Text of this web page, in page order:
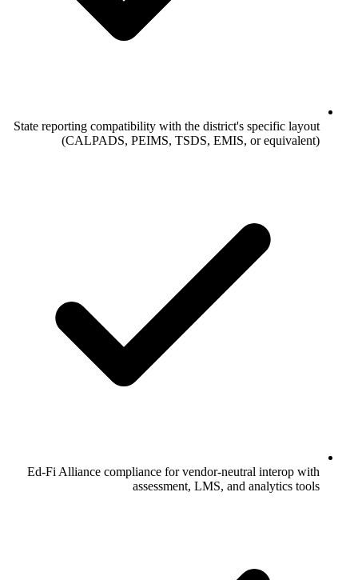
State reporting compatibility with the district's specific layout
(CALPADS, PEIMS, TSDS, EMIS, or equivalent)
Ed-Fi Alliance compliance for vendor-neutral interop with
assessment, LMS, and analytics tools